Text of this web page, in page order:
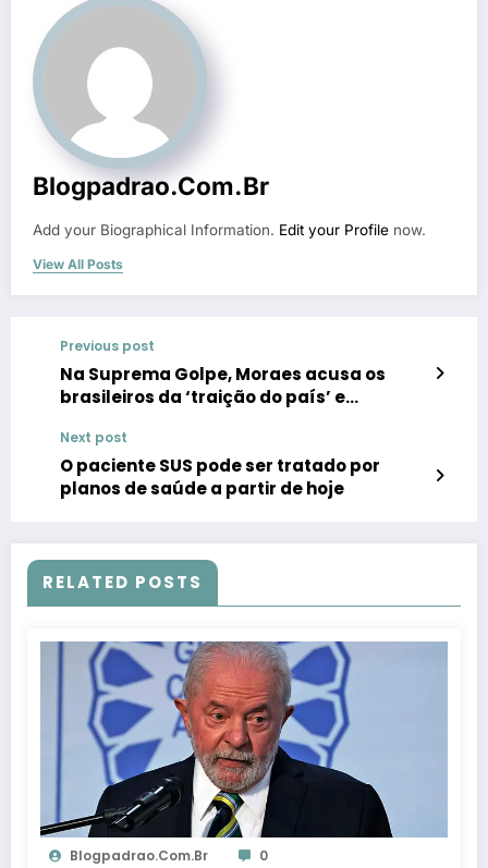
Blogpadrao.com.br
Add your Biographical Information. Edit your Profile now.
View All Posts
Previous post
Na Suprema Golpe, Moraes acusa os
brasileiros da ‘traição do país’ e
Next post
O paciente SUS pode ser tratado por
planos de saúde a partir de hoje
RELATED POSTS
Blogpadrao.com.br 0